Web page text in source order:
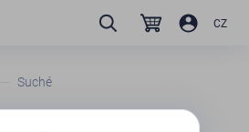
CZ
Suché